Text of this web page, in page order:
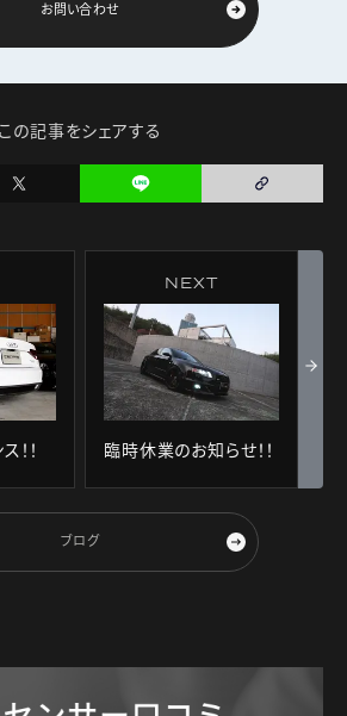
お問い合わせ
この記事をシェアする
！！
NEXT
臨時休業のお知らせ！！
ブログ